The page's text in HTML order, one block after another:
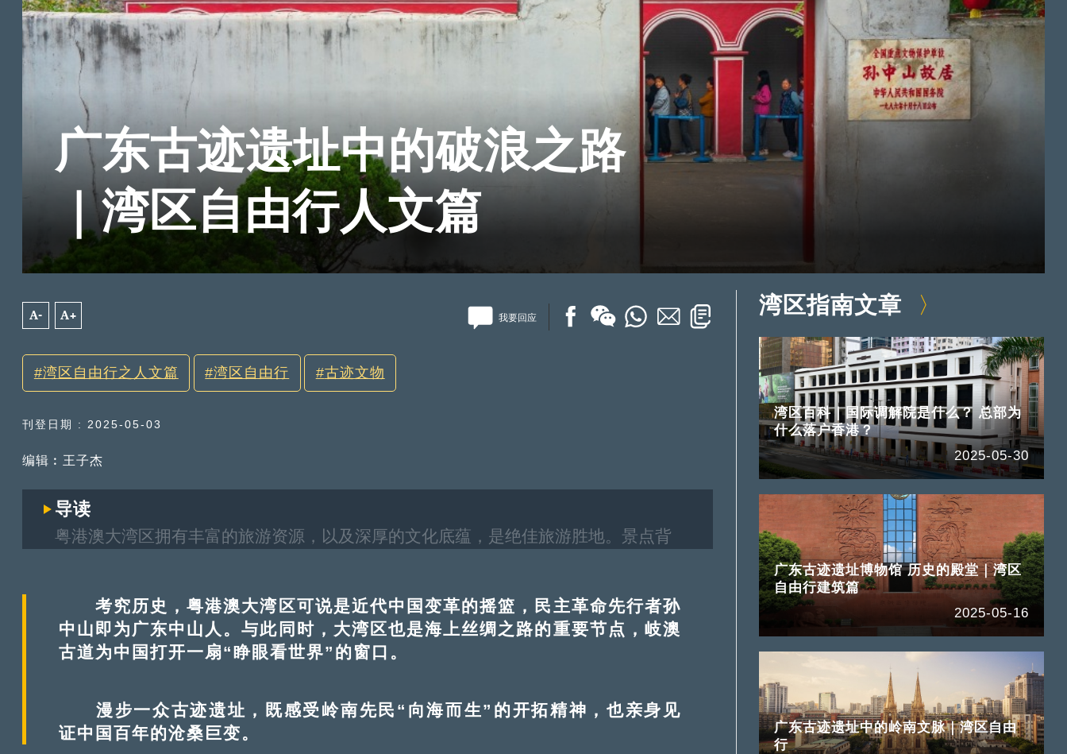
广东古迹遗址中的破浪之路
｜湾区自由行人文篇
A- A+ 我要回应
湾区自由行之人文篇 湾区自由行 古迹文物
刊登日期 : 2025-05-03
编辑︰王子杰
导读
粤港澳大湾区拥有丰富的旅游资源，以及深厚的文化底蕴，是绝佳旅游胜地。景点背
考究历史，粤港澳大湾区可说是近代中国变革的摇篮，民主革命先行者孙
中山即为广东中山人。与此同时，大湾区也是海上丝绸之路的重要节点，岐澳
古道为中国打开一扇“睁眼看世界”的窗口。
漫步一众古迹遗址，既感受岭南先民“向海而生”的开拓精神，也亲身见
证中国百年的沧桑巨变。
湾区指南文章
湾区百科｜国际调解院是什么？ 总部为
什么落户香港？
2025-05-30
广东古迹遗址博物馆 历史的殿堂｜湾区
自由行建筑篇
2025-05-16
广东古迹遗址中的岭南文脉｜湾区自由
行